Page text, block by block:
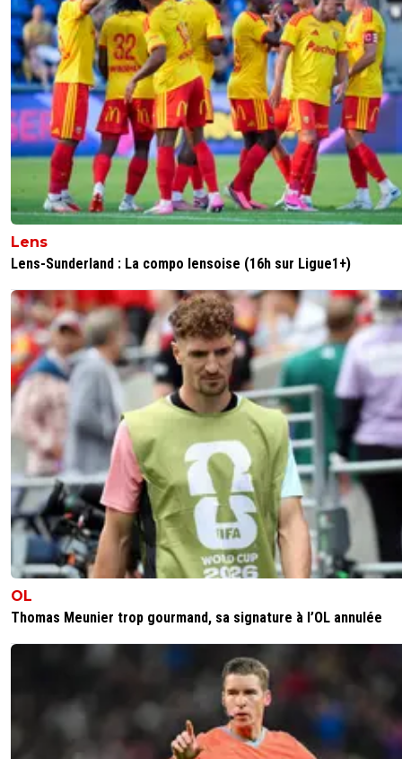
Lens
Lens-Sunderland : La compo lensoise (16h sur Ligue1+)
OL
Thomas Meunier trop gourmand, sa signature à l’OL annulée